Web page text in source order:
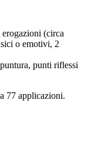
erogazioni (circa
o emotivi, 2
punti riflessi
77 applicazioni.